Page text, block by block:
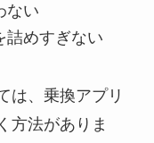
ない
詰めすぎない
は、乗換アプリ
方法がありま